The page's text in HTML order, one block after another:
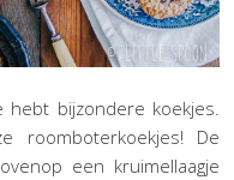
bijzondere koekjes.
roomboterkoekjes! De
een kruimellaagje